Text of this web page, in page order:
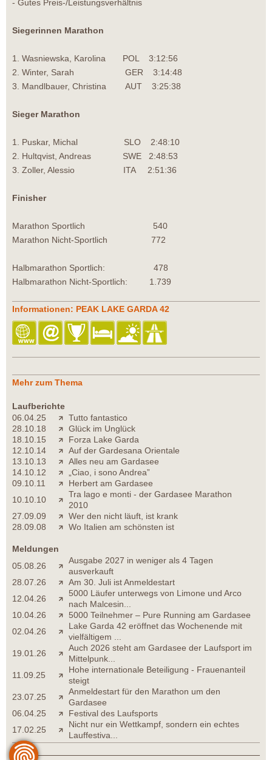
- Gutes Preis-/Leistungsverhältnis
Siegerinnen Marathon
1. Wasniewska, Karolina POL 3:12:56
2. Winter, Sarah GER 3:14:48
3. Mandlbauer, Christina AUT 3:25:38
Sieger Marathon
1. Puskar, Michal SLO 2:48:10
2. Hultqvist, Andreas SWE 2:48:53
3. Zoller, Alessio ITA 2:51:36
Finisher
Marathon Sportlich 540
Marathon Nicht-Sportlich 772
Halbmarathon Sportlich: 478
Halbmarathon Nicht-Sportlich: 1.739
Informationen: PEAK LAKE GARDA 42
Mehr zum Thema
Laufberichte
06.04.25
Tutto fantastico
28.10.18
Glück im Unglück
18.10.15
Forza Lake Garda
12.10.14
Auf der Gardesana Orientale
13.10.13
Alles neu am Gardasee
14.10.12
„Ciao, i sono Andrea”
09.10.11
Herbert am Gardasee
10.10.10
Tra lago e monti - der Gardasee Marathon
2010
27.09.09
Wer den nicht läuft, ist krank
28.09.08
Wo Italien am schönsten ist
Meldungen
05.08.26
Ausgabe 2027 in weniger als 4 Tagen
ausverkauft
28.07.26
Am 30. Juli ist Anmeldestart
12.04.26
5000 Läufer unterwegs von Limone und Arco
nach Malcesin...
10.04.26
5000 Teilnehmer – Pure Running am Gardasee
02.04.26
Lake Garda 42 eröffnet das Wochenende mit
vielfältigem ...
19.01.26
Auch 2026 steht am Gardasee der Laufsport im
Mittelpunk...
11.09.25
Hohe internationale Beteiligung - Frauenanteil
steigt
23.07.25
Anmeldestart für den Marathon um den
Gardasee
06.04.25
Festival des Laufsports
17.02.25
Nicht nur ein Wettkampf, sondern ein echtes
Lauffestiva...